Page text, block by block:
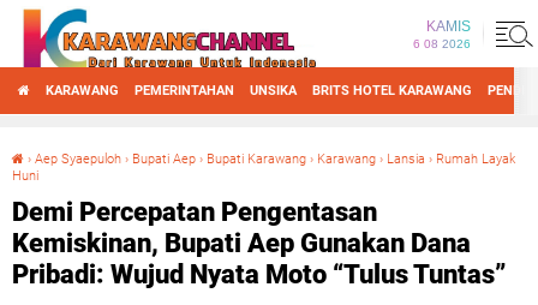
KAMIS
6 08 2026
KARAWANG PEMERINTAHAN UNSIKA BRITS HOTEL KARAWANG
› Aep Syaepuloh › Bupati Aep › Bupati Karawang › Karawang › Lansia › Rumah Layak
Huni
Demi Percepatan Pengentasan
Kemiskinan, Bupati Aep Gunakan Dana
Pribadi: Wujud Nyata Moto “Tulus Tuntas”